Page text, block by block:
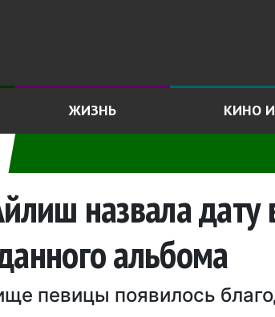
ЖИЗНЬ КИНО
назвала дату
альбома
певицы появилось